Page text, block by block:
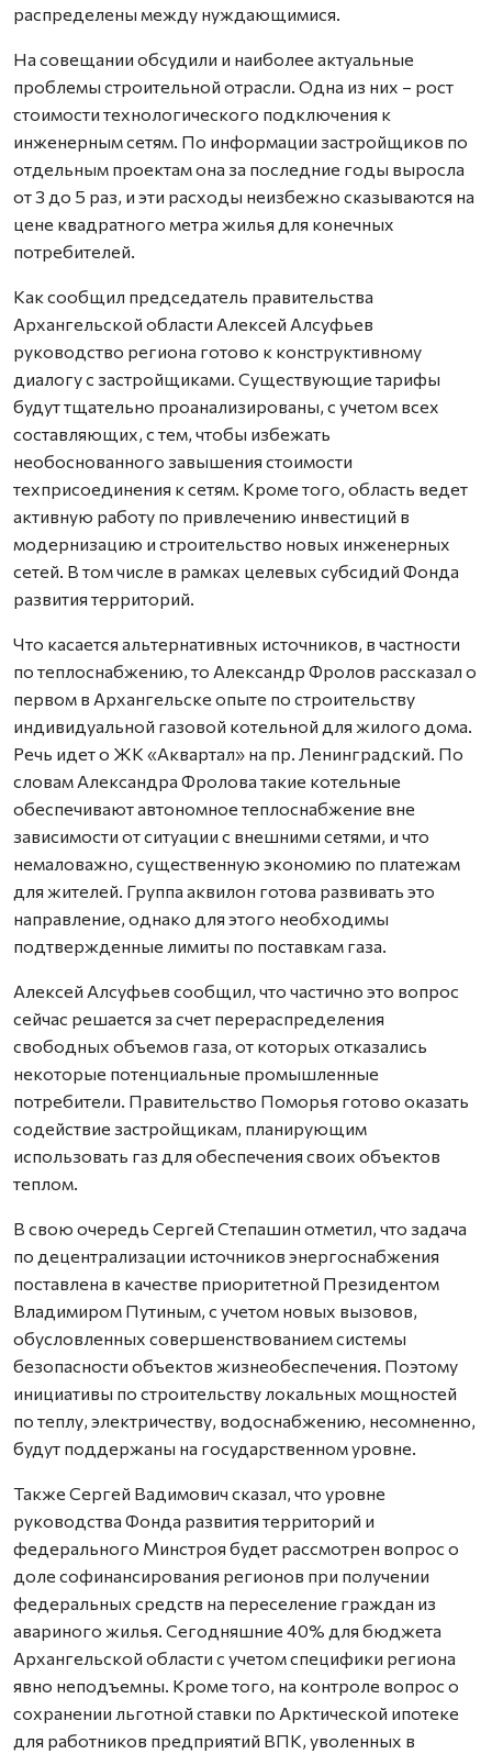
распределены между нуждающимися.
На совещании обсудили и наиболее актуальные
проблемы строительной отрасли. Одна из них – рост
стоимости технологического подключения к
инженерным сетям. По информации застройщиков по
отдельным проектам она за последние годы выросла
от 3 до 5 раз, и эти расходы неизбежно сказываются на
цене квадратного метра жилья для конечных
потребителей.
Как сообщил председатель правительства
Архангельской области Алексей Алсуфьев
руководство региона готово к конструктивному
диалогу с застройщиками. Существующие тарифы
будут тщательно проанализированы, с учетом всех
составляющих, с тем, чтобы избежать
необоснованного завышения стоимости
техприсоединения к сетям. Кроме того, область ведет
активную работу по привлечению инвестиций в
модернизацию и строительство новых инженерных
сетей. В том числе в рамках целевых субсидий Фонда
развития территорий.
Что касается альтернативных источников, в частности
по теплоснабжению, то Александр Фролов рассказал о
первом в Архангельске опыте по строительству
индивидуальной газовой котельной для жилого дома.
Речь идет о ЖК «Аквартал» на пр. Ленинградский. По
словам Александра Фролова такие котельные
обеспечивают автономное теплоснабжение вне
зависимости от ситуации с внешними сетями, и что
немаловажно, существенную экономию по платежам
для жителей. Группа аквилон готова развивать это
направление, однако для этого необходимы
подтвержденные лимиты по поставкам газа.
Алексей Алсуфьев сообщил, что частично это вопрос
сейчас решается за счет перераспределения
свободных объемов газа, от которых отказались
некоторые потенциальные промышленные
потребители. Правительство Поморья готово оказать
содействие застройщикам, планирующим
использовать газ для обеспечения своих объектов
теплом.
В свою очередь Сергей Степашин отметил, что задача
по децентрализации источников энергоснабжения
поставлена в качестве приоритетной Президентом
Владимиром Путиным, с учетом новых вызовов,
обусловленных совершенствованием системы
безопасности объектов жизнеобеспечения. Поэтому
инициативы по строительству локальных мощностей
по теплу, электричеству, водоснабжению, несомненно,
будут поддержаны на государственном уровне.
Также Сергей Вадимович сказал, что уровне
руководства Фонда развития территорий и
федерального Минстроя будет рассмотрен вопрос о
доле софинансирования регионов при получении
федеральных средств на переселение граждан из
авариного жилья. Сегодняшние 40% для бюджета
Архангельской области с учетом специфики региона
явно неподъемны. Кроме того, на контроле вопрос о
сохранении льготной ставки по Арктической ипотеке
для работников предприятий ВПК, уволенных в